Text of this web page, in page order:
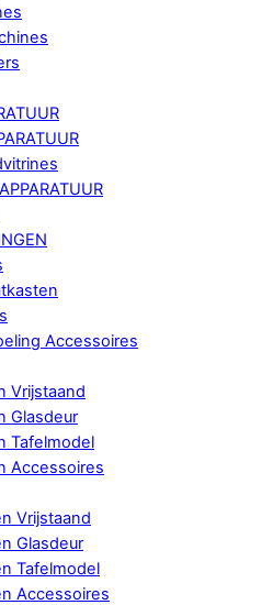
Accessoires
Vrijstaand
Glasdeur
Tafelmodel
Accessoires
Vrijstaand
Glasdeur
Tafelmodel
Accessoires